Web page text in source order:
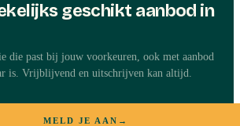
geschikt aanbod in
die past bij jouw voorkeuren, ook met aanbod
is. Vrijblijvend en uitschrijven kan altijd.
MELD JE AAN →